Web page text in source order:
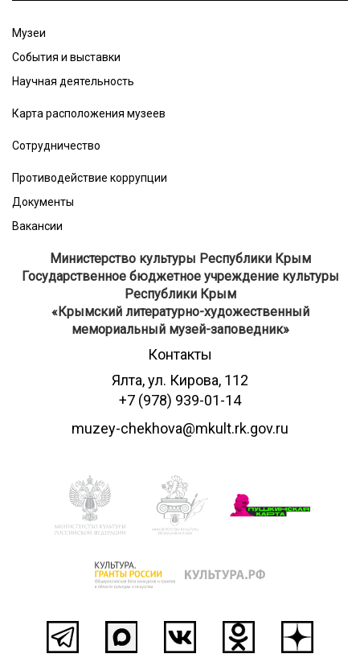
Музеи
События и выставки
Научная деятельность
Карта расположения музеев
Сотрудничество
Противодействие коррупции
Документы
Вакансии
Министерство культуры Республики Крым
Государственное бюджетное учреждение культуры
Республики Крым
​«Крымский литературно-художественный
мемориальный музей-заповедник»
Контакты
Ялта, ул. Кирова, 112
+7 (978) 939-01-14
muzey-chekhova@mkult.rk.gov.ru